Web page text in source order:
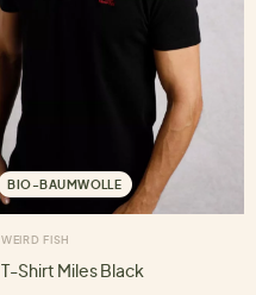
BIO-BAUMWOLLE
WEIRD FISH
T-Shirt Miles Black